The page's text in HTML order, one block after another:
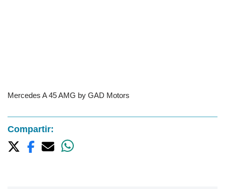
Mercedes A 45 AMG by GAD Motors
Compartir: